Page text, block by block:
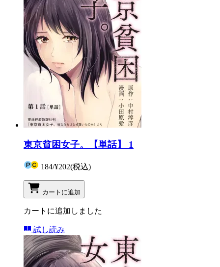
東京貧困女子。【単話】 1
184/¥202(税込)
カートに追加
カートに追加しました
試し読み